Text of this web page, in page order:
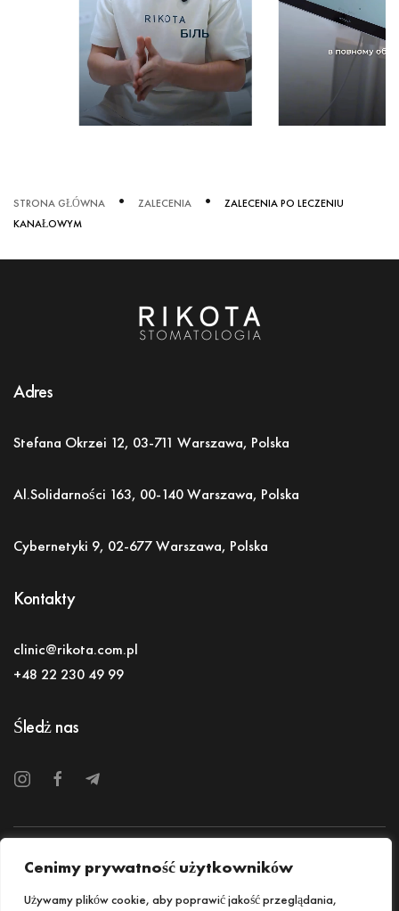
Cenimy prywatność użytkowników
Używamy plików cookie, aby poprawić jakość przeglądania,
В
INSTAGRAM
STRONA GŁÓWNA ZALECENIA
ZALECENIA PO LECZENIU
KANAŁOWYM
Adres
Stefana Okrzei 12, 03-711 Warszawa, Polska
Al.Solidarności 163, 00-140 Warszawa, Polska
Cybernetyki 9, 02-677 Warszawa, Polska
Kontakty
clinic@rikota.com.pl
+48 22 230 49 99
Śledż nas
Polityka prywatności Dane osobowe
Karta praw pacjenta Regulamin płatności online